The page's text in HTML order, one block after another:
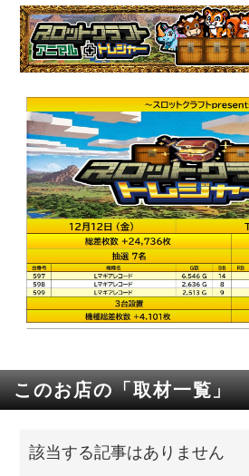
このお店の「取材一覧」
該当する記事はありません